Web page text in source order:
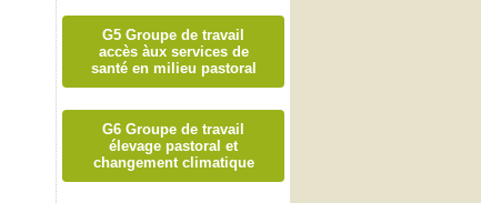
G5 Groupe de travail
accès àux services de
santé en milieu pastoral
G6 Groupe de travail
élevage pastoral et
changement climatique